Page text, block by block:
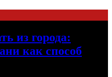
из города:
как способ